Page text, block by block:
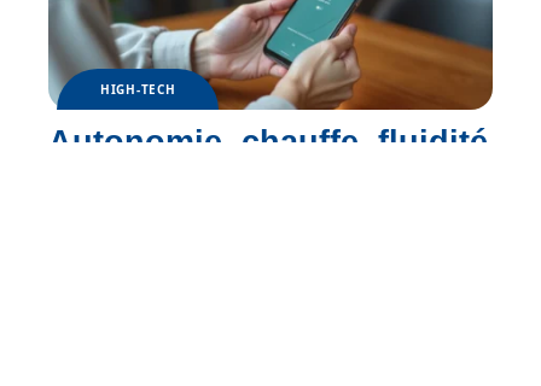
HIGH-TECH
Autonomie, chauffe, fluidité